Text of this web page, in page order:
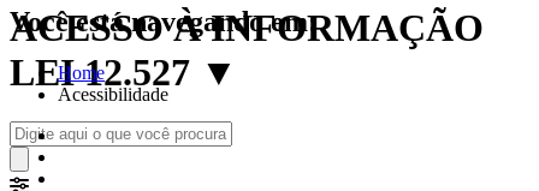
ACESSO À INFORMAÇÃO
LEI 12.527 ▼
Você está navegando em:
Home
Acessibilidade